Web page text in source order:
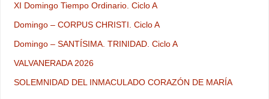
XI Domingo Tiempo Ordinario. Ciclo A
Domingo – CORPUS CHRISTI. Ciclo A
Domingo – SANTÍSIMA. TRINIDAD. Ciclo A
VALVANERADA 2026
SOLEMNIDAD DEL INMACULADO CORAZÓN DE MARÍA